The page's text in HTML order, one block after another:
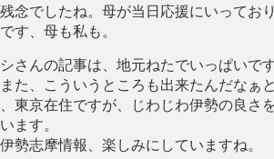
念でしたね。母が当日応援にいってお
す、母も私も。
シさんの記事は、地元ねたでいっぱいで
また、こういうところも出来たんだなぁ
東京在住ですが、じわじわ伊勢の良さ
ます。
勢志摩情報、楽しみにしていますね。